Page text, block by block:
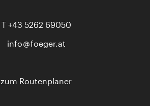
T +43 5262 69050
info
foeger.at
zum Routenplaner